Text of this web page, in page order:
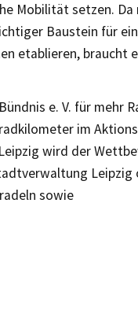
Mobilität setzen. Da
Baustein für
etablieren, braucht
e. V. für mehr
im
wird der
sowie